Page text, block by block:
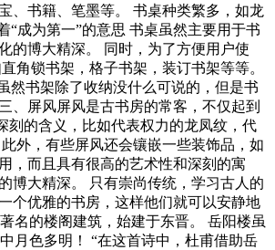
、书籍、笔墨等。 书桌种类繁多，如龙
成为第一”的意思 书桌虽然主要用于书
的博大精深。 同时，为了方便用户使
角锁书架，格子书架，装订书架等等。
然书架除了收纳没什么可说的，但是书
、屏风屏风是古书房的常客，不仅起到
刻的含义，比如代表权力的龙凤纹，代
外，有些屏风还会镶嵌一些装饰品，如
，而且具有很高的艺术性和深刻的寓
博大精深。 只有崇尚传统，学习古人的
个优雅的书房，这样他们就可以安静地
名的楼阁建筑，始建于东晋。 岳阳楼虽
月色多明！ “在这首诗中，杜甫借助岳